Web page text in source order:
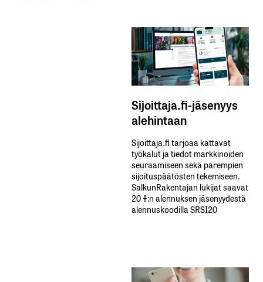
Sijoittaja.fi-jäsenyys
alehintaan
Sijoittaja.fi tarjoaa kattavat
työkalut ja tiedot markkinoiden
seuraamiseen sekä parempien
sijoituspäätösten tekemiseen.
SalkunRakentajan lukijat saavat
20 %:n alennuksen jäsenyydestä
alennuskoodilla SRSI20